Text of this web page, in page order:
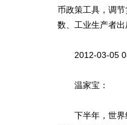
币政策工具，调
数、工业生产者
2012-03-05
温家宝：
下半年，世界经